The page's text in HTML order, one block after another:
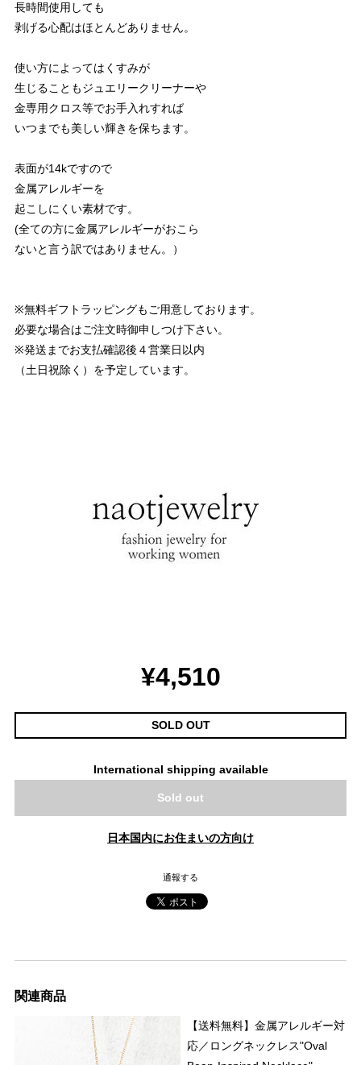
長時間使用しても
剥げる心配はほとんどありません。
使い方によってはくすみが
生じることもジュエリークリーナーや
金専用クロス等でお手入れすれば
いつまでも美しい輝きを保ちます。
表面が14kですので
金属アレルギーを
起こしにくい素材です。
(全ての方に金属アレルギーがおこら
ないと言う訳ではありません。）
※無料ギフトラッピングもご用意しております。
必要な場合はご注文時御申しつけ下さい。
※発送までお支払確認後４営業日以内
（土日祝除く）を予定しています。
¥4,510
SOLD OUT
International shipping available
Sold out
日本国内にお住まいの方向け
通報する
関連商品
【送料無料】金属アレルギー対
応／ロングネックレス"Oval